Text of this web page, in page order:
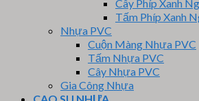
Cây Phíp Xanh
Tấm Phíp Xanh
Nhựa PVC
Cuộn Màng Nhựa PVC
Tấm Nhựa PVC
Cây Nhựa PVC
Gia Công Nhựa